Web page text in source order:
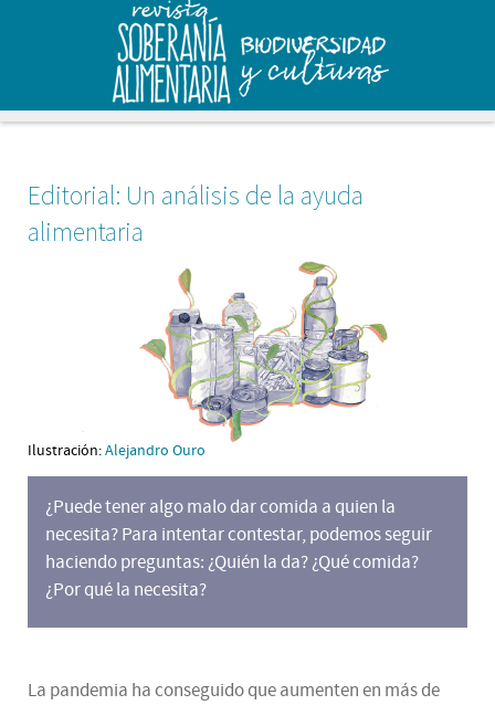
Editorial: Un análisis de la ayuda
alimentaria
Ilustración:Alejandro Ouro
¿Puede tener algo malo dar comida a quien la
necesita? Para intentar contestar, podemos seguir
haciendo preguntas: ¿Quién la da? ¿Qué comida?
¿Por qué la necesita?
La pandemia ha conseguido que aumenten en más de